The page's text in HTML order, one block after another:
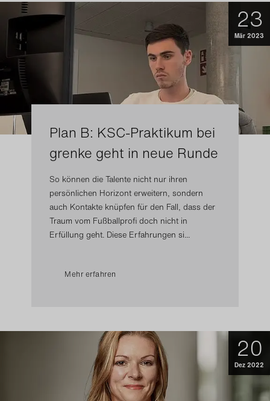
23
Mär 2023
Plan B: KSC-Praktikum bei
grenke geht in neue Runde
So können die Talente nicht nur ihren
persönlichen Horizont erweitern, sondern
auch Kontakte knüpfen für den Fall, dass der
Traum vom Fußballprofi doch nicht in
Erfüllung geht. Diese Erfahrungen si...
Mehr erfahren
20
Dez 2022